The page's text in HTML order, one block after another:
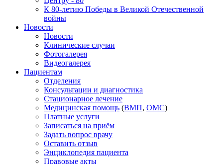
К 80-летию Победы в Великой Отечественной
войны
Новости
Новости
Клинические случаи
Фотогалерея
Видеогалерея
Пациентам
Отделения
Консультации и диагностика
Стационарное лечение
Медицинская помощь (ВМП, ОМС)
Платные услуги
Записаться на приём
Задать вопрос врачу
Оставить отзыв
Энциклопедия пациента
Правовые акты